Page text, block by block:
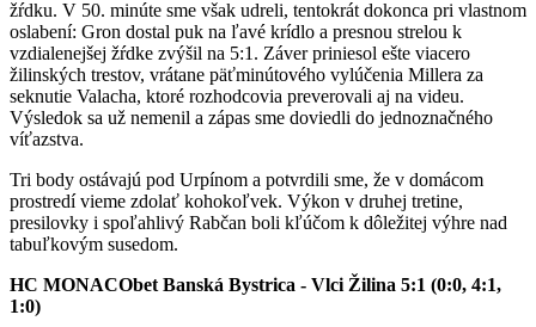
žŕdku. V 50. minúte sme však udreli, tentokrát dokonca pri vlastnom
oslabení: Gron dostal puk na ľavé krídlo a presnou strelou k
vzdialenejšej žŕdke zvýšil na 5:1. Záver priniesol ešte viacero
žilinských trestov, vrátane päťminútového vylúčenia Millera za
seknutie Valacha, ktoré rozhodcovia preverovali aj na videu.
Výsledok sa už nemenil a zápas sme doviedli do jednoznačného
víťazstva.
Tri body ostávajú pod Urpínom a potvrdili sme, že v domácom
prostredí vieme zdolať kohokoľvek. Výkon v druhej tretine,
presilovky i spoľahlivý Rabčan boli kľúčom k dôležitej výhre nad
tabuľkovým susedom.
HC MONACObet Banská Bystrica - Vlci Žilina 5:1 (0:0, 4:1,
1:0)